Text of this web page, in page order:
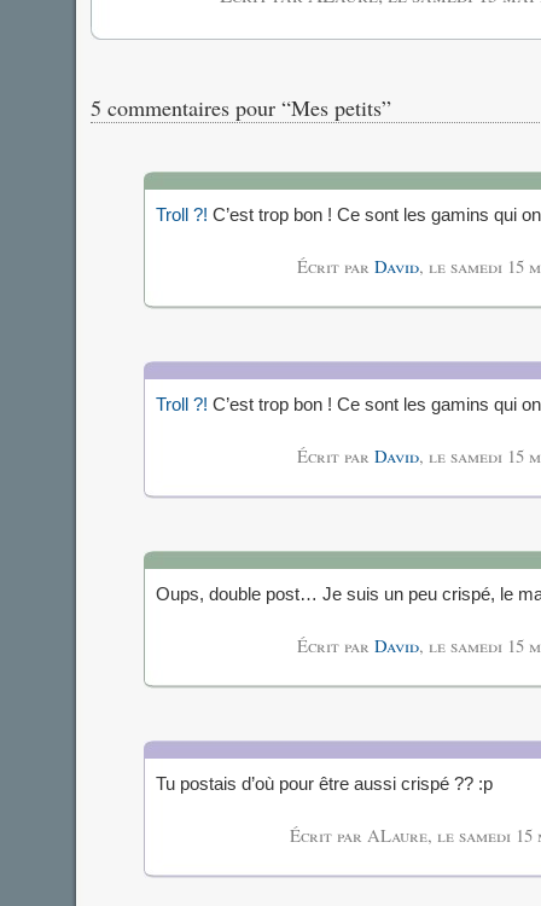
5 commentaires pour “Mes petits”
Troll ?! C’est trop bon ! Ce sont les gamins qui
Écrit par David, le samedi 15
Troll ?! C’est trop bon ! Ce sont les gamins qui
Écrit par David, le samedi 15
Oups, double post… Je suis un peu crispé, le
Écrit par David, le samedi 15
Tu postais d’où pour être aussi crispé ?? :p
Écrit par ALaure, le samedi 15